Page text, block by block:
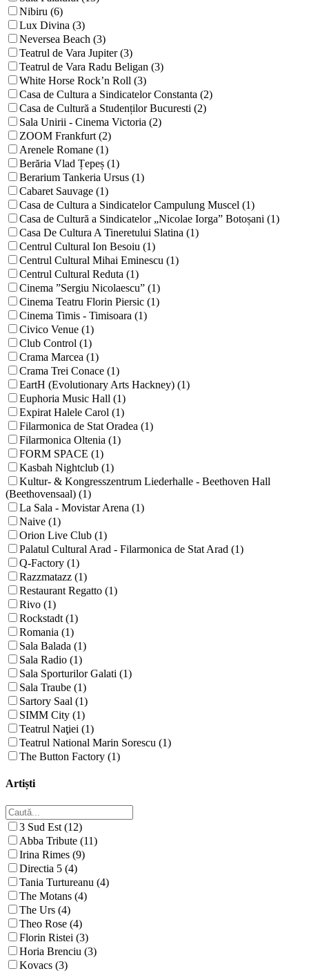
Nibiru (6)
Lux Divina (3)
Neversea Beach (3)
Teatrul de Vara Jupiter (3)
Teatrul de Vara Radu Beligan (3)
White Horse Rock’n Roll (3)
Casa de Cultura a Sindicatelor Constanta (2)
Casa de Cultură a Studenților Bucuresti (2)
Sala Unirii - Cinema Victoria (2)
ZOOM Frankfurt (2)
Arenele Romane (1)
Berăria Vlad Țepeș (1)
Berarium Tankeria Ursus (1)
Cabaret Sauvage (1)
Casa de Cultura a Sindicatelor Campulung Muscel (1)
Casa de Cultură a Sindicatelor „Nicolae Iorga” Botoșani (1)
Casa De Cultura A Tineretului Slatina (1)
Centrul Cultural Ion Besoiu (1)
Centrul Cultural Mihai Eminescu (1)
Centrul Cultural Reduta (1)
Cinema ”Sergiu Nicolaescu” (1)
Cinema Teatru Florin Piersic (1)
Cinema Timis - Timisoara (1)
Civico Venue (1)
Club Control (1)
Crama Marcea (1)
Crama Trei Conace (1)
EartH (Evolutionary Arts Hackney) (1)
Euphoria Music Hall (1)
Expirat Halele Carol (1)
Filarmonica de Stat Oradea (1)
Filarmonica Oltenia (1)
FORM SPACE (1)
Kasbah Nightclub (1)
Kultur- & Kongresszentrum Liederhalle - Beethoven Hall
(Beethovensaal) (1)
La Sala - Movistar Arena (1)
Naive (1)
Orion Live Club (1)
Palatul Cultural Arad - Filarmonica de Stat Arad (1)
Q-Factory (1)
Razzmatazz (1)
Restaurant Regatto (1)
Rivo (1)
Rockstadt (1)
Romania (1)
Sala Balada (1)
Sala Radio (1)
Sala Sporturilor Galati (1)
Sala Traube (1)
Sartory Saal (1)
SIMM City (1)
Teatrul Naţiei (1)
Teatrul National Marin Sorescu (1)
The Button Factory (1)
Artiști
3 Sud Est (12)
Abba Tribute (11)
Irina Rimes (9)
Directia 5 (4)
Tania Turtureanu (4)
The Motans (4)
The Urs (4)
Theo Rose (4)
Florin Ristei (3)
Horia Brenciu (3)
Kovacs (3)